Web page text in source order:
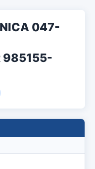
047-
985155-